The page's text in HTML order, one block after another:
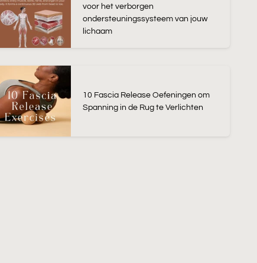
voor het verborgen
ondersteuningssysteem van jouw
lichaam
10 Fascia Release Oefeningen om
Spanning in de Rug te Verlichten